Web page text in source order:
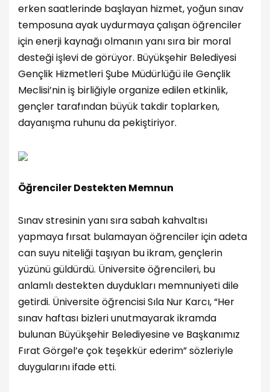
erken saatlerinde başlayan hizmet, yoğun sınav
temposuna ayak uydurmaya çalışan öğrenciler
için enerji kaynağı olmanın yanı sıra bir moral
desteği işlevi de görüyor. Büyükşehir Belediyesi
Gençlik Hizmetleri Şube Müdürlüğü ile Gençlik
Meclisi’nin iş birliğiyle organize edilen etkinlik,
gençler tarafından büyük takdir toplarken,
dayanışma ruhunu da pekiştiriyor.
Öğrenciler Destekten Memnun
Sınav stresinin yanı sıra sabah kahvaltısı
yapmaya fırsat bulamayan öğrenciler için adeta
can suyu niteliği taşıyan bu ikram, gençlerin
yüzünü güldürdü. Üniversite öğrencileri, bu
anlamlı destekten duydukları memnuniyeti dile
getirdi. Üniversite öğrencisi Sıla Nur Karcı, “Her
sınav haftası bizleri unutmayarak ikramda
bulunan Büyükşehir Belediyesine ve Başkanımız
Fırat Görgel’e çok teşekkür ederim” sözleriyle
duygularını ifade etti.